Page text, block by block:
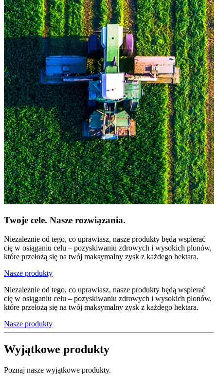
Twoje cele. Nasze rozwiązania.
Niezależnie od tego, co uprawiasz, nasze produkty będą wspierać
cię w osiąganiu celu – pozyskiwaniu zdrowych i wysokich plonów,
które przełożą się na twój maksymalny zysk z każdego hektara.
Nasze produkty
Niezależnie od tego, co uprawiasz, nasze produkty będą wspierać
cię w osiąganiu celu – pozyskiwaniu zdrowych i wysokich plonów,
które przełożą się na twój maksymalny zysk z każdego hektara.
Nasze produkty
Wyjątkowe produkty
Poznaj nasze wyjątkowe produkty.